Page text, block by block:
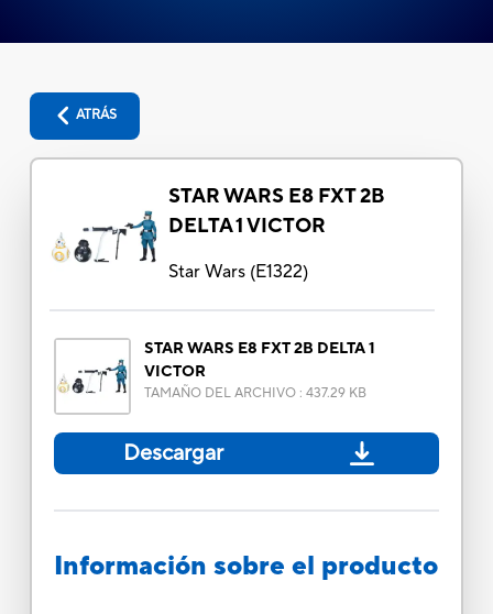
ATRÁS
STAR WARS E8 FXT 2B
DELTA 1 VICTOR
Star Wars(E1322)
STAR WARS E8 FXT 2B DELTA 1
VICTOR
TAMAÑO DEL ARCHIVO: 437.29 KB
Descargar
Información sobre el producto